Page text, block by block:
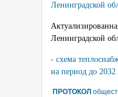
Ленинградской
Ленинградской
- схема
на период до 2032
ПРОТОКОЛ